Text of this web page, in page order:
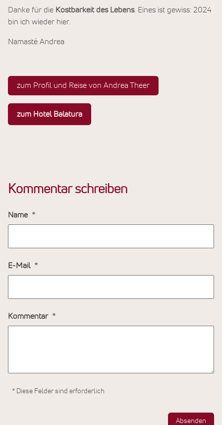
Danke für die Kostbarkeit des Lebens. Eines ist gewiss: 2024
bin ich wieder hier.
Namasté Andrea
zum Profil und Reise von Andrea Theer
zum Hotel Balatura
Kommentar schreiben
Name
E-Mail
Kommentar
* Diese Felder sind erforderlich
Absenden